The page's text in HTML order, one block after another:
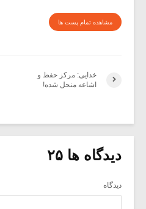
مشاهده تمام پست ها
خدایی: مرکز حفظ و
اشاعه منحل شده!
دیدگاه ها ۲۵
دیدگاه